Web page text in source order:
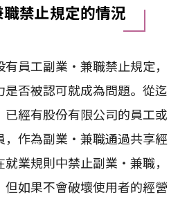
禁止規定的情況
員工副業・兼職禁止規定，
否被認可就成為問題。從迄
經有股份有限公司的員工或
作為副業・兼職通過共享經
業規則中禁止副業・兼職，
如果不會破壞使用者的經營